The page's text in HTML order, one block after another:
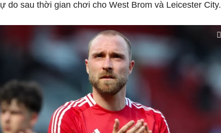
do sau thời gian chơi cho West Brom và Leicester City.